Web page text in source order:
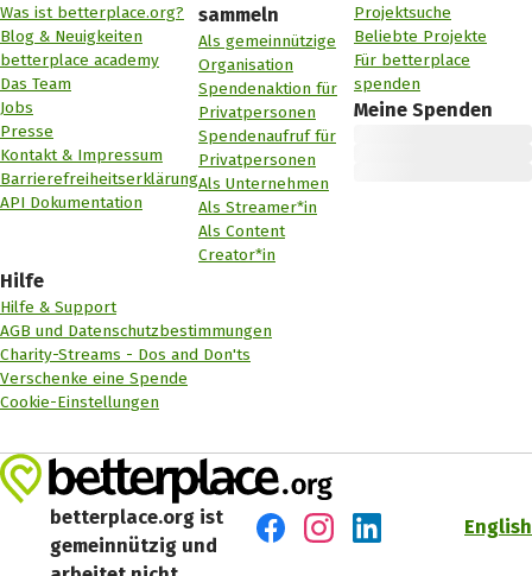
Was ist betterplace.org?
Blog & Neuigkeiten
betterplace academy
Das Team
Jobs
Presse
Kontakt & Impressum
Barrierefreiheitserklärung
API Dokumentation
sammeln
Als gemeinnützige
Organisation
Spendenaktion für
Privatpersonen
Spendenaufruf für
Privatpersonen
Als Unternehmen
Als Streamer*in
Als Content
Creator*in
Projektsuche
Beliebte Projekte
Für betterplace
spenden
Meine Spenden
Hilfe
Hilfe & Support
AGB und Datenschutzbestimmungen
Charity-Streams - Dos and Don'ts
Verschenke eine Spende
Cookie-Einstellungen
betterplace.org ist
gemeinnützig und
English